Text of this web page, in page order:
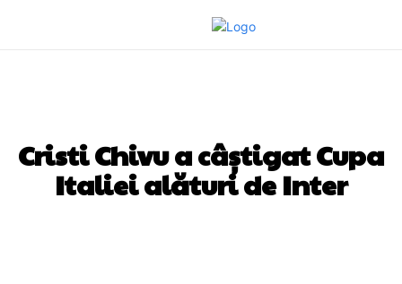
Cristi Chivu a câștigat Cupa
Italiei alături de Inter